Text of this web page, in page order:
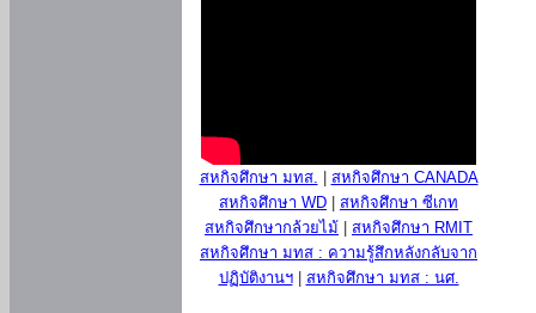
สหกิจศึกษา มทส.
สหกิจศึกษา CANADA
สหกิจศึกษา WD
สหกิจศึกษา ซีเกท
สหกิจศึกษากล้วยไม้
สหกิจศึกษา RMIT
สหกิจศึกษา มทส : ความรู้สึกหลังกลับจาก
ปฏิบัติงานฯ| สหกิจศึกษา มทส : นศ.